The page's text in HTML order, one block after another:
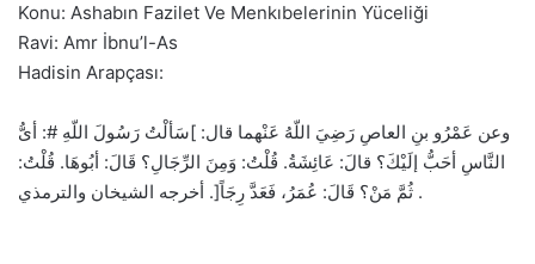
Konu: Ashabın Fazilet Ve Menkıbelerinin Yüceliği
Ravi: Amr İbnu’l-As
Hadisin Arapçası:
وعن عَمْرُو بنِ العاصِ رَضِيَ اللّهُ عَنْهما قال: ]سَألْتُ رَسُولَ اللّهِ #: أىُّ
النَّاسِ أحَبُّ إلَيْكَ؟ قالَ: عَائِشَةُ. قُلْتُ: وَمِنَ الرِّجَالِ؟ قَالَ: أبُوهَا. قُلْتُ:
ثُمَّ مَنْ؟ قَالَ: عُمَرُ، فَعَدَّ رِجَاً[. أخرجه الشيخان والترمذي .